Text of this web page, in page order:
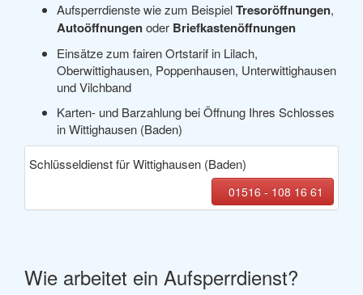
Aufsperrdienste wie zum BeispielTresoröffnungen,
Autoöffnungenoder Briefkastenöffnungen
Einsätze zum fairen Ortstarif in Lilach,
Oberwittighausen, Poppenhausen, Unterwittighausen
und Vilchband
Karten- und Barzahlung bei Öffnung Ihres Schlosses
in Wittighausen (Baden)
Schlüsseldienst für Wittighausen (Baden)
01516 - 108 16 61
Wie arbeitet ein Aufsperrdienst?